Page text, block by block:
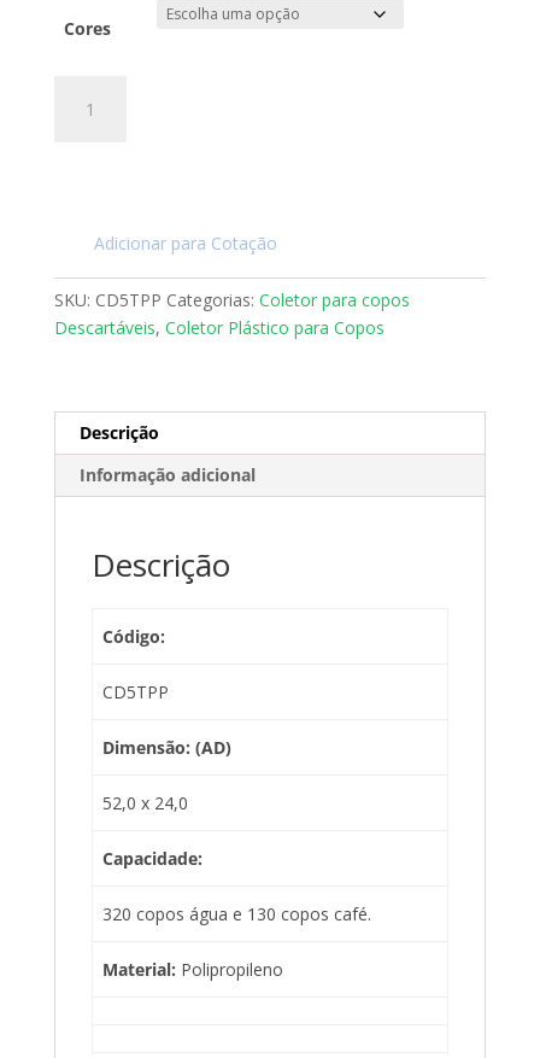
Cores
PARA
E
PALHETA.
quantidade
Adicionar para Cotação
SKU: CD5TPP Categorias: Coletor para copos
Descartáveis, Coletor Plástico para Copos
Descrição
Informação adicional
Descrição
Código:
CD5TPP
Dimensão: (AD)
52,0 x 24,0
Capacidade:
320 copos água e 130 copos café.
Material: Polipropileno